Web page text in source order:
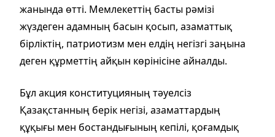
жанында өтті. Мемлекеттің басты рәмізі
жүздеген адамның басын қосып, азаматтық
бірліктің, патриотизм мен елдің негізгі заңына
деген құрметтің айқын көрінісіне айналды.
Бұл акция конституцияның тәуелсіз
Қазақстанның берік негізі, азаматтардың
құқығы мен бостандығының кепілі, қоғамдық